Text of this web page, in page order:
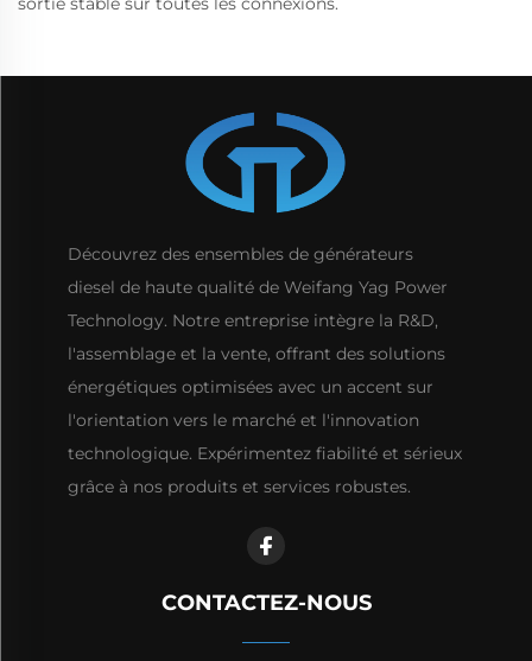
Découvrez des ensembles de générateurs
diesel de haute qualité de Weifang Yag Power
Technology. Notre entreprise intègre la R&D,
l'assemblage et la vente, offrant des solutions
énergétiques optimisées avec un accent sur
l'orientation vers le marché et l'innovation
technologique. Expérimentez fiabilité et sérieux
grâce à nos produits et services robustes.
CONTACTEZ-NOUS